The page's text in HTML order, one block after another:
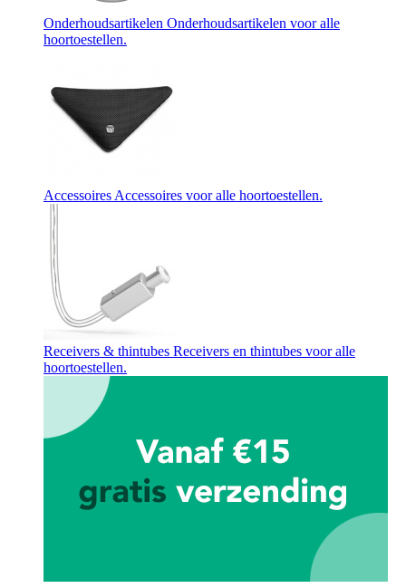
Onderhoudsartikelen Onderhoudsartikelen voor alle
hoortoestellen.
Accessoires Accessoires voor alle hoortoestellen.
Receivers & thintubes Receivers en thintubes voor alle
hoortoestellen.